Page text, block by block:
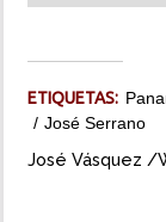
ETIQUETAS:
José Serrano
José Vásquez /